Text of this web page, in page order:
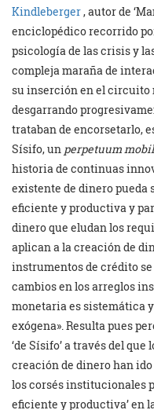
Kindleberger, autor de
enciclopédico recorrido
psicología de las crisis y
compleja maraña de
su inserción en el circuito
desgarrando
trataban de encorsetarlo,
Sísifo, un perpetuum
historia de continuas
existente de dinero pueda
eficiente y productiva y
dinero que eludan los
aplican a la creación de
instrumentos de crédito
cambios en los arreglos
monetaria es sistemática
exógena». Resulta pues
‘de Sísifo’ a través del
creación de dinero han
los corsés institucionales
eficiente y productiva’ en